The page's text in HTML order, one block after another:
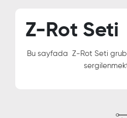
Z-Rot Seti
Bu sayfada Z-Rot Seti